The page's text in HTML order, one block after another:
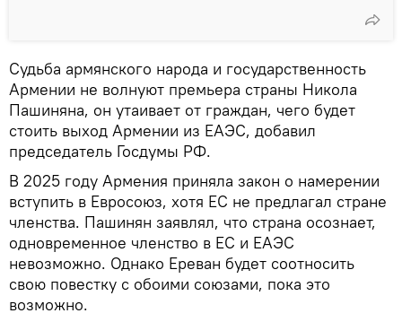
Судьба армянского народа и государственность
Армении не волнуют премьера страны Никола
Пашиняна, он утаивает от граждан, чего будет
стоить выход Армении из ЕАЭС, добавил
председатель Госдумы РФ.
В 2025 году Армения приняла закон о намерении
вступить в Евросоюз, хотя ЕС не предлагал стране
членства. Пашинян заявлял, что страна осознает,
одновременное членство в ЕС и ЕАЭС
невозможно. Однако Ереван будет соотносить
свою повестку с обоими союзами, пока это
возможно.